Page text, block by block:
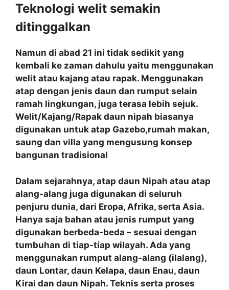
Teknologi welit semakin
ditinggalkan
Namun di abad 21 ini tidak sedikit yang
kembali ke zaman dahulu yaitu menggunakan
welit atau kajang atau rapak. Menggunakan
atap dengan jenis daun dan rumput selain
ramah lingkungan, juga terasa lebih sejuk.
Welit/Kajang/Rapak daun nipah biasanya
digunakan untuk atap Gazebo,rumah makan,
saung dan villa yang mengusung konsep
bangunan tradisional
Dalam sejarahnya, atap daun Nipah atau atap
alang-alang juga digunakan di seluruh
penjuru dunia, dari Eropa, Afrika, serta Asia.
Hanya saja bahan atau jenis rumput yang
digunakan berbeda-beda – sesuai dengan
tumbuhan di tiap-tiap wilayah. Ada yang
menggunakan rumput alang-alang (ilalang),
daun Lontar, daun Kelapa, daun Enau, daun
Kirai dan daun Nipah. Teknis serta proses